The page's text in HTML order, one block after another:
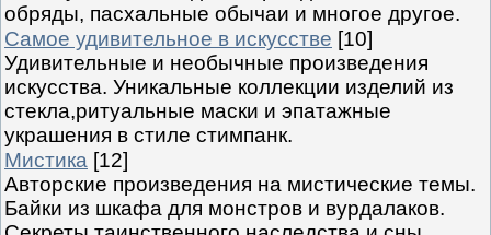
обряды, пасхальные обычаи и многое другое.
Самое удивительное в искусстве [10]
Удивительные и необычные произведения
искусства. Уникальные коллекции изделий из
стекла,ритуальные маски и эпатажные
украшения в стиле стимпанк.
Мистика [12]
Авторские произведения на мистические темы.
Байки из шкафа для монстров и вурдалаков.